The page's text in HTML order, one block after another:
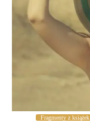
Fragmenty z książek